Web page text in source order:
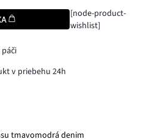
[node-product-
wishlist]
v priebehu 24h
tmavomodrá denim